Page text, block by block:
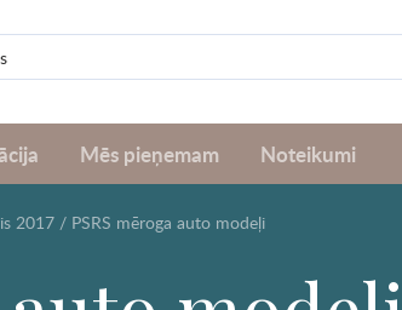
Mēs pieņemam Noteikumi
2017 / PSRS mēroga auto modeļi